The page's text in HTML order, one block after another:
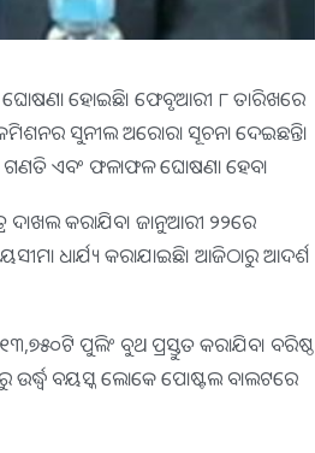
ଘୋଷଣା ହୋଇଛି। ଫେବୃଆରୀ ୮ ତାରିଖରେ
କମିଶନର ସୁନୀଲ ଅରୋରା ସୂଚନା ଦେଇଛନ୍ତି।
ଏବଂ ଫଳାଫଳ ଘୋଷଣା ହେବ।
ଦାଖଲ କରାଯିବ। ଜାନୁଆରୀ ୨୨ରେ
ଧାର୍ଯ୍ୟ କରାଯାଇଛି। ଆଜିଠାରୁ ଆଦର୍ଶ
ପୁଲିଂ ବୁଥ ପ୍ରସ୍ତୁତ କରାଯିବ। ବରିଷ୍ଠ
ଉର୍ଦ୍ଧ୍ବ ବୟସ୍କ ଲୋକେ ପୋଷ୍ଟଲ ବାଲଟରେ